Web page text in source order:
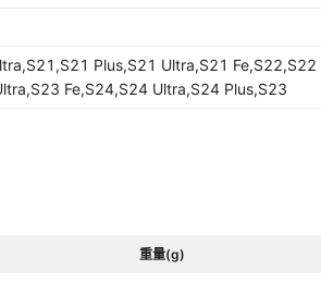
Plus,S21 Ultra,S21 Fe,S22,S22
Fe,S24,S24 Ultra,S24 Plus,S23
重量(g)